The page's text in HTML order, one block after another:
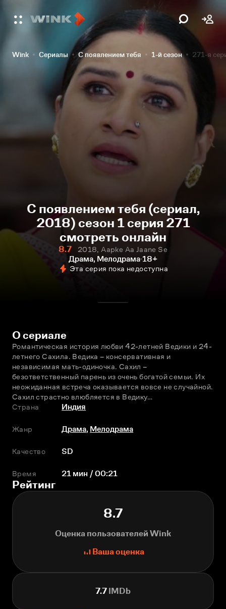
Wink Сериалы С появлением тебя 1-й сезон 271-я
С появлением тебя (сериал,
2018) сезон 1 серия 271
смотреть онлайн
8.7
2018, Aapke Aa Jaane Se
Драма, Мелодрама 18+
Эта серия пока недоступна
О сериале
Романтическая история любви 42-летней Ведики и 24-
летнего Сахила. Ведика – консервативная и
независимая мать-одиночка. Сахил –
безответственный парень из очень богатой семьи. Их
неожиданная встреча оказывается вовсе не случайной.
Сахил страстно влюбляется в Ведику…
Страна
Индия
Жанр Драма, Мелодрама
Качество SD
Время 21 мин / 00:21
Рейтинг
8.7
Оценка пользователей Wink
Ваша оценка
7.7 IMDb